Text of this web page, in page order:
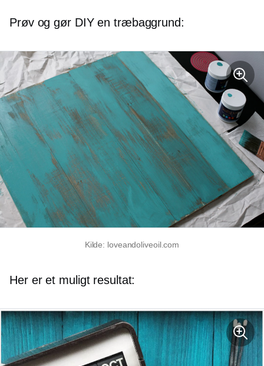
Prøv og gør DIY en træbaggrund:
Kilde: loveandoliveoil.com
Her er et muligt resultat: